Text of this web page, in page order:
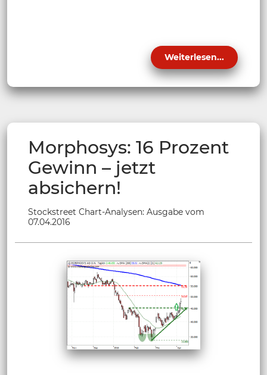
Weiterlesen...
Morphosys: 16 Prozent
Gewinn – jetzt
absichern!
Stockstreet Chart-Analysen: Ausgabe vom
07.04.2016